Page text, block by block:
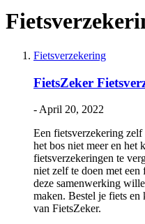
Fietsverzekering
FietsZeker
- April 20, 2022
Een fietsverzekering zelf
het bos niet meer en het
fietsverzekeringen te
niet zelf te doen met
deze samenwerking
maken. Bestel je fiets
van FietsZeker.